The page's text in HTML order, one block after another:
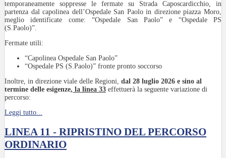
temporaneamente soppresse le fermate su Strada Caposcardicchio, in
partenza dal capolinea dell’Ospedale San Paolo in direzione piazza Moro,
meglio identificate come: “Ospedale San Paolo” e “Ospedale PS
(S.Paolo)”.
Fermate utili:
“Capolinea Ospedale San Paolo”
“Ospedale PS (S.Paolo)” fronte pronto soccorso
Inoltre, in direzione viale delle Regioni, dal 28 luglio 2026 e sino al
termine delle esigenze, la linea 33 effettuerà la seguente variazione di
percorso:
Leggi tutto...
LINEA 11 - RIPRISTINO DEL PERCORSO
ORDINARIO